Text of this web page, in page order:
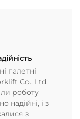
палетні
Co., Ltd.
роботу
надійні, і з
з